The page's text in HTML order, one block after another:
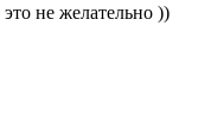
не желательно ))